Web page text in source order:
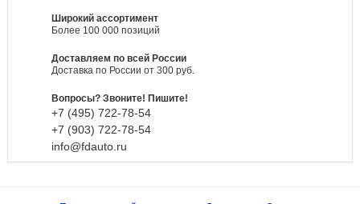
Широкий ассортимент
Более 100 000 позиций
Доставляем по всей России
Доставка по России от 300 руб.
Вопросы? Звоните! Пишите!
+7 (495) 722-78-54
+7 (903) 722-78-54
info@fdauto.ru